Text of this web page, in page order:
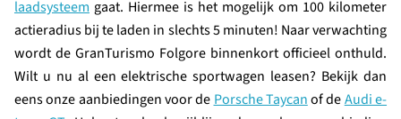
laadsysteem gaat. Hiermee is het mogelijk om 100 kilometer
actieradius bij te laden in slechts 5 minuten! Naar verwachting
wordt de GranTurismo Folgore binnenkort officieel onthuld.
Wilt u nu al een elektrische sportwagen leasen? Bekijk dan
eens onze aanbiedingen voor de Porsche Taycanof deAudi e-